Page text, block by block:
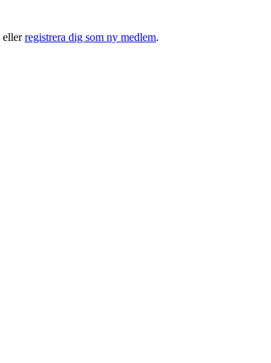
ellerregistrera dig som ny medlem.